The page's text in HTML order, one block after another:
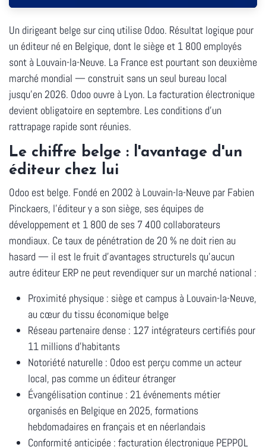
Un dirigeant belge sur cinq utilise Odoo. Résultat logique pour
un éditeur né en Belgique, dont le siège et 1 800 employés
sont à Louvain-la-Neuve. La France est pourtant son deuxième
marché mondial — construit sans un seul bureau local
jusqu'en 2026. Odoo ouvre à Lyon. La facturation électronique
devient obligatoire en septembre. Les conditions d'un
rattrapage rapide sont réunies.
Le chiffre belge : l'avantage d'un
éditeur chez lui
Odoo est belge. Fondé en 2002 à Louvain-la-Neuve par Fabien
Pinckaers, l'éditeur y a son siège, ses équipes de
développement et 1 800 de ses 7 400 collaborateurs
mondiaux. Ce taux de pénétration de 20 % ne doit rien au
hasard — il est le fruit d'avantages structurels qu'aucun
autre éditeur ERP ne peut revendiquer sur un marché national :
Proximité physique : siège et campus à Louvain-la-Neuve,
au cœur du tissu économique belge
Réseau partenaire dense : 127 intégrateurs certifiés pour
11 millions d'habitants
Notoriété naturelle : Odoo est perçu comme un acteur
local, pas comme un éditeur étranger
Évangélisation continue : 21 événements métier
organisés en Belgique en 2025, formations
hebdomadaires en français et en néerlandais
Conformité anticipée : facturation électronique PEPPOL